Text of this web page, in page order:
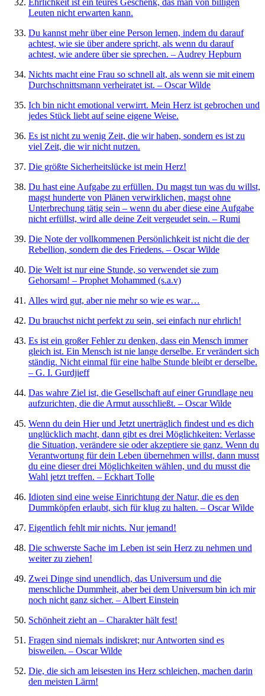
Ehrlichkeit ist ein teures Geschenk, das man von billigen
Leuten nicht erwarten kann.
Du kannst mehr über eine Person lernen, indem du darauf
achtest, wie sie über andere spricht, als wenn du darauf
achtest, wie andere über sie sprechen. – Audrey Hepburn
Nichts macht eine Frau so schnell alt, als wenn sie mit einem
Durchschnittsmann verheiratet ist. – Oscar Wilde
Ich bin nicht emotional verwirrt. Mein Herz ist gebrochen und
jedes Stück liebt auf seine eigene Weise.
Es ist nicht zu wenig Zeit, die wir haben, sondern es ist zu
viel Zeit, die wir nicht nutzen.
Die größte Sicherheitslücke ist mein Herz!
Du hast eine Aufgabe zu erfüllen. Du magst tun was du willst,
magst hunderte von Plänen verwirklichen, magst ohne
Unterbrechung tätig sein – wenn du aber diese eine Aufgabe
nicht erfüllst, wird alle deine Zeit vergeudet sein. – Rumi
Die Note der vollkommenen Persönlichkeit ist nicht die der
Rebellion, sondern die des Friedens. – Oscar Wilde
Die Welt ist nur eine Stunde, so verwendet sie zum
Gehorsam! – Prophet Mohammed (s.a.v)
Alles wird gut, aber nie mehr so wie es war…
Du brauchst nicht perfekt zu sein, sei einfach nur ehrlich!
Es ist ein großer Fehler zu denken, dass ein Mensch immer
gleich ist. Ein Mensch ist nie lange derselbe. Er verändert sich
ständig. Nicht einmal für eine halbe Stunde bleibt er derselbe.
– G. I. Gurdjieff
Das wahre Ziel ist, die Gesellschaft auf einer Grundlage neu
aufzurichten, die die Armut ausschließt. – Oscar Wilde
Wenn du dein Hier und Jetzt unerträglich findest und es dich
unglücklich macht, dann gibt es drei Möglichkeiten: Verlasse
die Situation, verändere sie oder akzeptiere sie ganz. Wenn du
Verantwortung für dein Leben übernehmen willst, dann musst
du eine dieser drei Möglichkeiten wählen, und du musst die
Wahl jetzt treffen. – Eckhart Tolle
Idioten sind eine weise Einrichtung der Natur, die es den
Dummköpfen erlaubt, sich für klug zu halten. – Oscar Wilde
Eigentlich fehlt mir nichts. Nur jemand!
Die schwerste Sache im Leben ist sein Herz zu nehmen und
weiter zu ziehen!
Zwei Dinge sind unendlich, das Universum und die
menschliche Dummheit, aber bei dem Universum bin ich mir
noch nicht ganz sicher. – Albert Einstein
Schönheit zieht an – Charakter hält fest!
Fragen sind niemals indiskret; nur Antworten sind es
bisweilen. – Oscar Wilde
Die, die sich am leisesten ins Herz schleichen, machen darin
den meisten Lärm!